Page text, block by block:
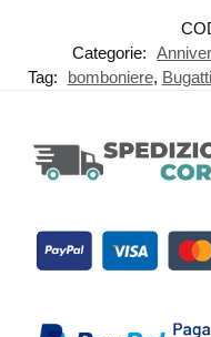
Categorie:
Tag:
bomboniere, Bugatti